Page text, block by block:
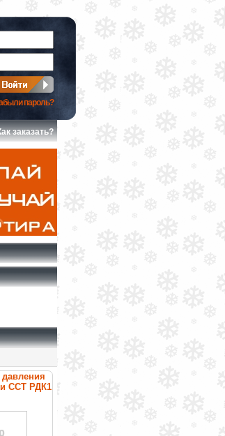
пароль?
заказать?
давления
ССТ РДК1